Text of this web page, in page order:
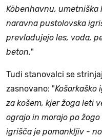
Köbenhavnu,
naravna pustolovska
prevladujejo les, voda,
beton."
Tudi stanovalci se
zasnovano: "Košarkaško
za košem, kjer žoga leti
ograjo in morajo po
igrišča je pomankljiv -